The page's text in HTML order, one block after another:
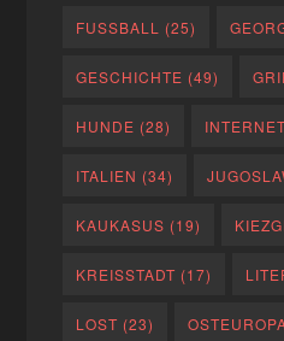
FUSSBALL (25)
GESCHICHTE (49)
HUNDE (28) INTERNET
ITALIEN (34)
KAUKASUS (19)
KREISSTADT (17)
LOST (23)